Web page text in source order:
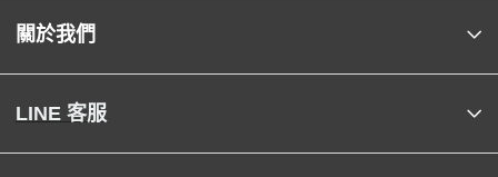
關於我們
LINE 客服